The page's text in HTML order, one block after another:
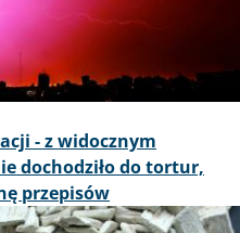
- z widocznym
dochodziło do tortur,
przepisów